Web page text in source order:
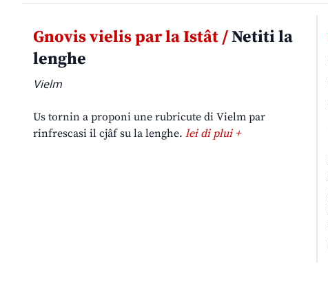
Gnovis vielis par la Istât /Netiti la
lenghe
Vielm
Us tornin a proponi une rubricute di Vielm par
rinfrescasi il cjâf su la lenghe. lei di plui +